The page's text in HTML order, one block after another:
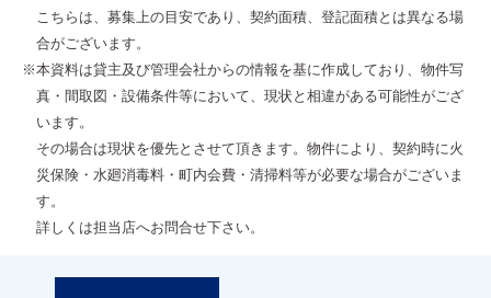
こちらは、募集上の目安であり、契約面積、登記面積とは異なる場
合がございます。
※本資料は貸主及び管理会社からの情報を基に作成しており、物件写
真・間取図・設備条件等において、現状と相違がある可能性がござ
います。
その場合は現状を優先とさせて頂きます。物件により、契約時に火
災保険・水廻消毒料・町内会費・清掃料等が必要な場合がございま
す。
詳しくは担当店へお問合せ下さい。